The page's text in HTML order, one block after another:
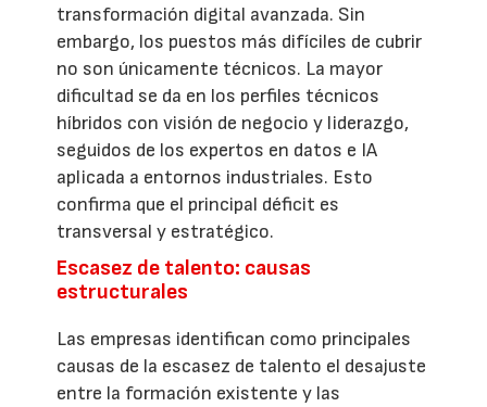
transformación digital avanzada. Sin
embargo, los puestos más difíciles de cubrir
no son únicamente técnicos. La mayor
dificultad se da en los perfiles técnicos
híbridos con visión de negocio y liderazgo,
seguidos de los expertos en datos e IA
aplicada a entornos industriales. Esto
confirma que el principal déficit es
transversal y estratégico.
Escasez de talento: causas
estructurales
Las empresas identifican como principales
causas de la escasez de talento el desajuste
entre la formación existente y las